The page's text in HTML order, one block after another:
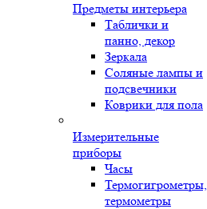
Предметы интерьера
Таблички и
панно, декор
Зеркала
Соляные лампы и
подсвечники
Коврики для пола
Измерительные
приборы
Часы
Термогигрометры,
термометры